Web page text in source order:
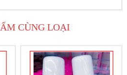
CÙNG LOẠI